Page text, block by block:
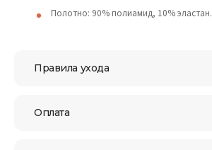
Полотно: 90% полиамид, 10% эластан.
Правила ухода
Оплата